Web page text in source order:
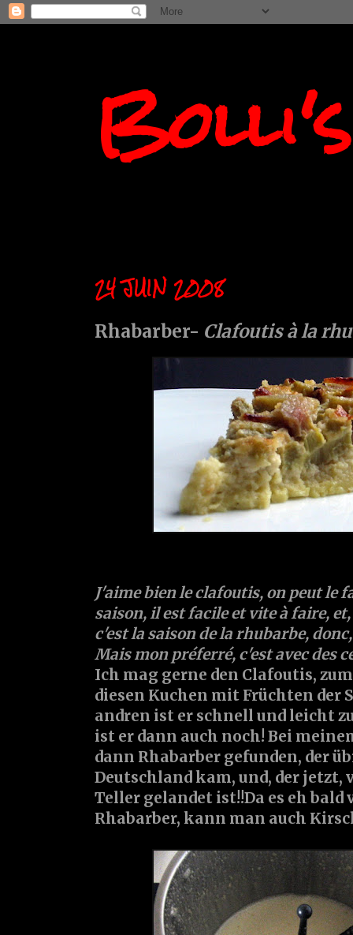
24 JUIN 2008
Rhabarber- Clafoutis à la
J'aime bien le clafoutis, on peut le
saison, il est facile et vite à faire,
c'est la saison de la rhubarbe,
Mais mon préferré, c'est avec des
Ich mag gerne den Clafoutis,
diesen Kuchen mit Früchten der
andren ist er schnell und leicht
ist er dann auch noch! Bei
dann Rhabarber gefunden, der
Deutschland kam, und, der jetzt,
Teller gelandet ist!!Da es eh
Rhabarber, kann man auch